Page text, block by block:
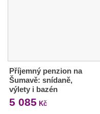
Příjemný penzion na
Šumavě: snídaně,
výlety i bazén
5 085 Kč